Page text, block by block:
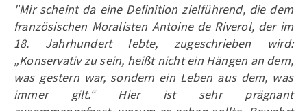
"Mir scheint da eine Definition zielführend, die dem
französischen Moralisten Antoine de Riverol, der im
18. Jahrhundert lebte, zugeschrieben wird:
„Konservativ zu sein, heißt nicht ein Hängen an dem,
was gestern war, sondern ein Leben aus dem, was
immer gilt.“ Hier ist sehr prägnant